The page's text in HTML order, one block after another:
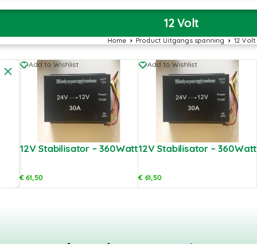
12 Volt
Home Product Uitgangs spanning 12 Volt
Add to Wishlist
12V Stabilisator – 360Watt
€61,50
Add to Wishlist
12V Stabilisator – 360Watt
€61,50